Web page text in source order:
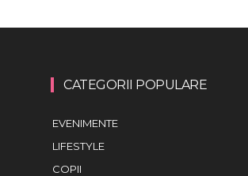
CATEGORII POPULARE
EVENIMENTE
LIFESTYLE
COPII